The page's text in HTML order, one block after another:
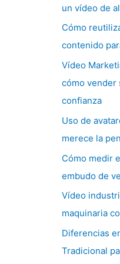
un vídeo de
Cómo
contenido
Vídeo
cómo vender
confianza
Uso de
merece la
Cómo medir
embudo de
Vídeo
maquinaria
Diferencias
Tradicional